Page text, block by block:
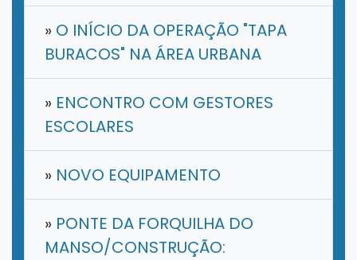
» O INÍCIO DA OPERAÇÃO "TAPA
BURACOS" NA ÁREA URBANA
» ENCONTRO COM GESTORES
ESCOLARES
» NOVO EQUIPAMENTO
» PONTE DA FORQUILHA DO
MANSO/CONSTRUÇÃO: